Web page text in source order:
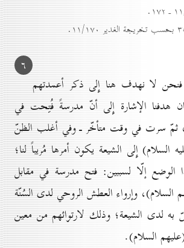
٦
لا نهدف هنا إِلى ذكر أعمدتهم
هدفنا الإشارة إِلى أنّ مدرسةً فُتِحت في
ثمّ سرت في وقت متأخّر ـ وفي أغلب الظنّ
السلام) إِلى الشيعة يكون أمرها مُريباً لنا؛
الوضع إلّا لسببين: فتح مدرسة في مقابل
السلام)، وإرواء العطش الروحي لدى السُنّة
لدى الشيعة؛ وذلك لارتوائهم من معين
السلام).